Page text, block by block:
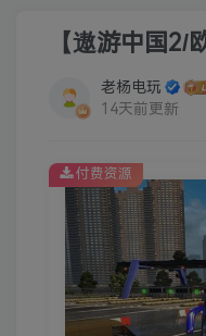
【遨游中国
老杨电玩
14天前更新
付费资源